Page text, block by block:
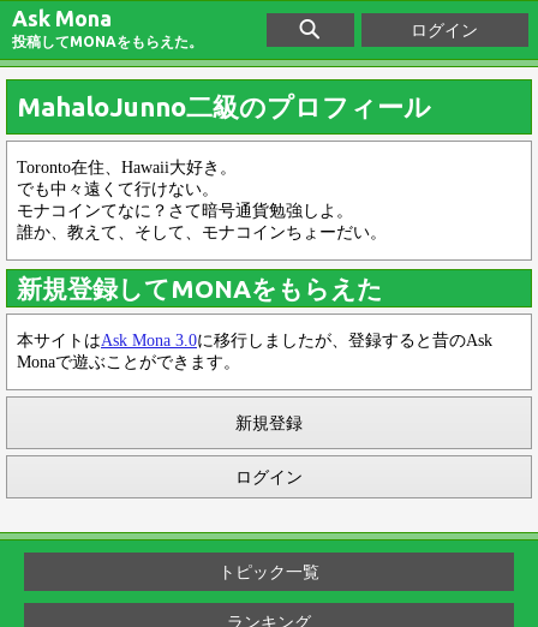
Ask Mona
投稿してMONAをもらえた。
ログイン
MahaloJunno二級のプロフィール
Toronto在住、Hawaii大好き。
でも中々遠くて行けない。
モナコインてなに？さて暗号通貨勉強しよ。
誰か、教えて、そして、モナコインちょーだい。
新規登録してMONAをもらえた
本サイトはAsk Mona 3.0に移行しましたが、登録すると昔のAsk
Monaで遊ぶことができます。
新規登録
ログイン
トピック一覧
ランキング